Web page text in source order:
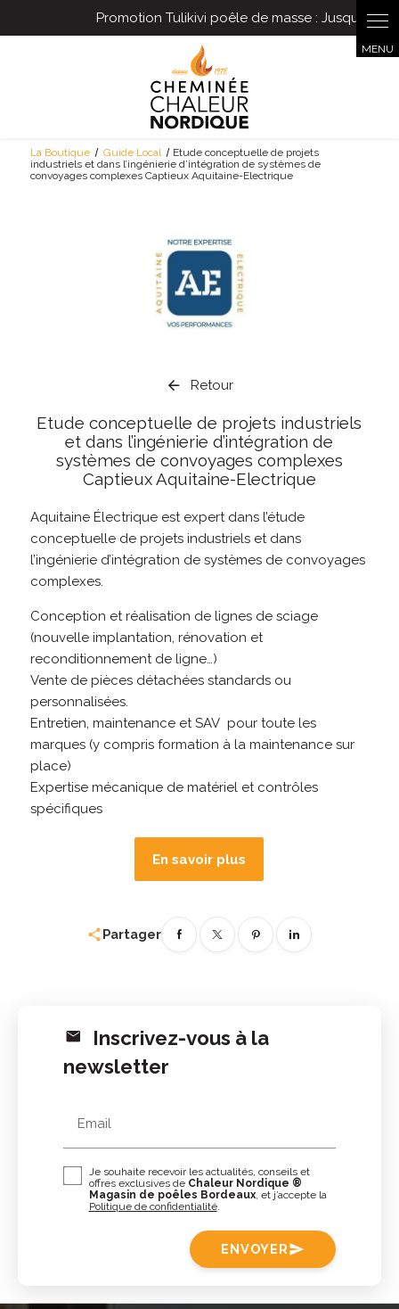
La Boutique Guide Local
Etude conceptuelle de projets
industriels et dans l’ingénierie d’intégration de systèmes de
convoyages complexes Captieux Aquitaine-Electrique
Retour
Etude conceptuelle de projets industriels
et dans l’ingénierie d’intégration de
systèmes de convoyages complexes
Captieux Aquitaine-Electrique
Aquitaine Électrique est expert dans l’étude
conceptuelle de projets industriels et dans
l’ingénierie d’intégration de systèmes de convoyages
complexes.
Conception et réalisation de lignes de sciage
(nouvelle implantation, rénovation et
reconditionnement de ligne…)
Vente de pièces détachées standards ou
personnalisées.
Entretien, maintenance et SAV pour toute les
marques (y compris formation à la maintenance sur
place)
Expertise mécanique de matériel et contrôles
spécifiques
En savoir plus
sharePartager
Inscrivez-vous à la
newsletter
Email
Je souhaite recevoir les actualités, conseils et
offres exclusives de Chaleur Nordique ®
Magasin de poêles Bordeaux, et j’accepte la
Politique de confidentialité.
ENVOYERsend